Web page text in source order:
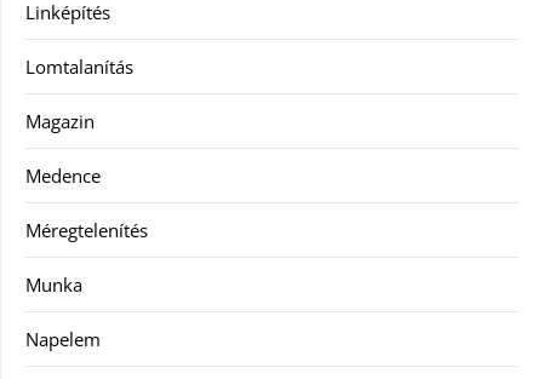
Linképítés
Lomtalanítás
Magazin
Medence
Méregtelenítés
Munka
Napelem